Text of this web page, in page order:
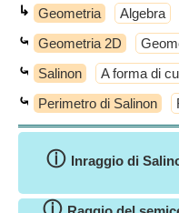
↳ Geometria Algebra
⤿ Geometria 2D
⤿ Salinon A forma di
⤿ Perimetro di Salinon
ⓘ Inraggio di